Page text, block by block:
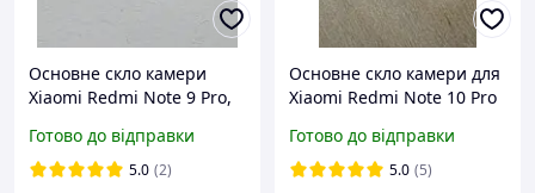
Основне скло камери
Xiaomi Redmi Note 9 Pro,
мм
Готово до відправки
5.0 (2)
Основне скло камери для
Xiaomi Redmi Note 10 Pro
Готово до відправки
5.0 (5)